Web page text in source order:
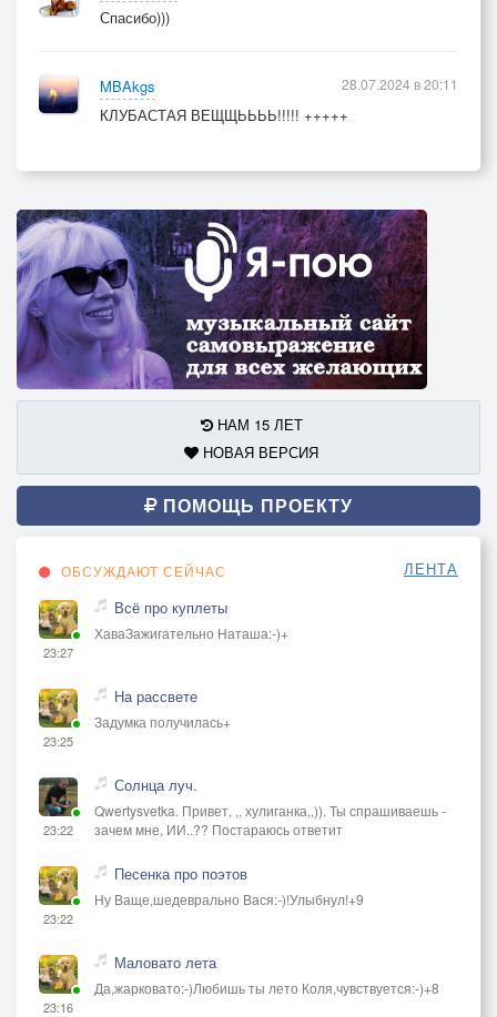
Спасибо)))
MBAkgs
КЛУБАСТАЯ ВЕЩЩЬЬЬЬ!!!!! +++++
28.07.2024 в 20:11
НАМ 15 ЛЕТ
НОВАЯ ВЕРСИЯ
ПОМОЩЬ ПРОЕКТУ
ОБСУЖДАЮТ СЕЙЧАС ЛЕНТА
23:27
Всё про куплеты
ХаваЗажигательно Наташа:-)+
23:25
На рассвете
Задумка получилась+
23:22
Солнца луч.
Qwertysvetka. Привет, ,, хулиганка,,)). Ты спрашиваешь -
зачем мне, ИИ..?? Постараюсь ответит
23:22
Песенка про поэтов
Ну Ваще,шедеврально Вася:-)!Улыбнул!+9
23:16
Маловато лета
Да,жарковато:-)Любишь ты лето Коля,чувствуется:-)+8